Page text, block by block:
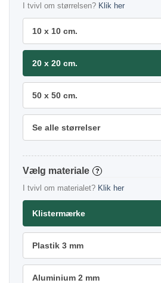
I tvivl om størrelsen? Klik her
10 x 10 cm.
20 x 20 cm.
50 x 50 cm.
Se alle størrelser
materiale ?
I tvivl om materialet? Klik her
Klistermærke
Plastik 3 mm
Aluminium 2 mm